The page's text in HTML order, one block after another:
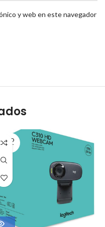
y web en este navegador
SOLD
OUT